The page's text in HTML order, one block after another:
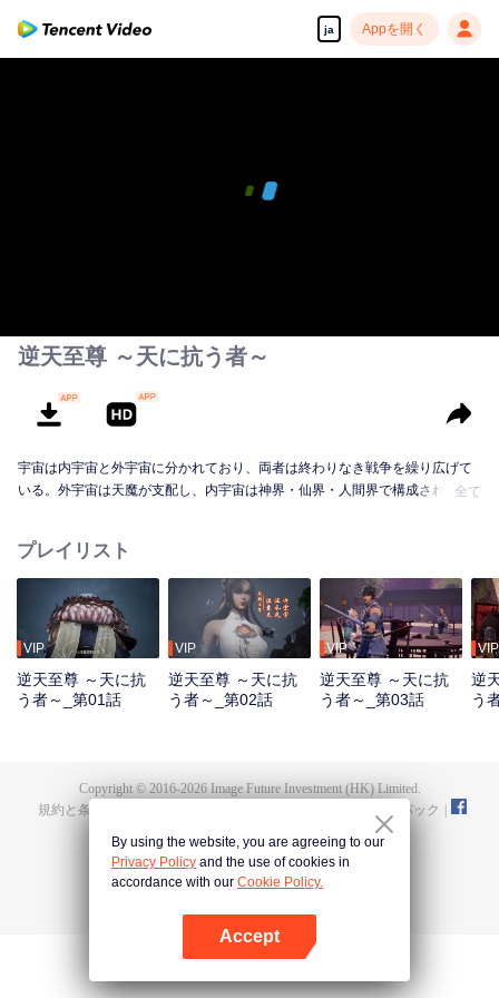
ja Appを開く
逆天至尊 ～天に抗う者～
宇宙は内宇宙と外宇宙に分かれており、両者は終わりなき戦争を繰り広げて
いる。外宇宙は天魔が支配し、内宇宙は神界・仙界・人間界で構成されてい
至尊と始元至尊の裏切りによって命を落とし、万世輪廻の呪いをも受けてし
まう。家族や部下を失い、国を奪われ、最も愛していた弟子・霊霞天尊まで
もが背を向ける。その後、輪廻するたびに滅門の憂き目に遭いながらも、最
後の生で澹雲として生まれ変わる。 望月鎮・澹家の若旦那である澹雲は、結
婚式の当日に許嫁の不倫を目撃し、死の寸前に追い込まれたことで前世の記
憶を覚醒させる。紅蒙神体を得た彼は、落ちこぼれから絶対的な天才へと生
まれ変わり、前世の功法で急成長を遂げ、家の仇を討った後、皇甫聖宗に入
門する。失われた神器、旧縁、そして神界を揺るがした裏切りの真実――。
全て
プレイリスト
VIP
逆天至尊 ～天に抗
う者～_第01話
VIP
逆天至尊 ～天に抗
う者～_第02話
VIP
逆天至尊 ～天に抗
う者～_第03話
VIP
逆
う
Copyright © 2016-2026Image Future Investment (HK) Limited.
規約と条件
フィードバック
By using the website, you are agreeing to our
Privacy Policy and the use of cookies in
accordance with our Cookie Policy.
Accept